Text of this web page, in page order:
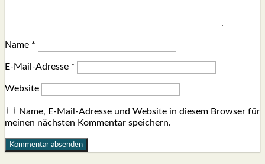
Name *
E-Mail-Adresse *
Website
Name, E-Mail-Adresse und Website in diesem Browser für
meinen nächsten Kommentar speichern.